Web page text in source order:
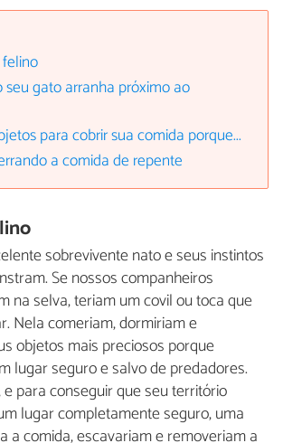
seu gato arranha próximo ao
para cobrir sua comida porque...
a comida de repente
sobrevivente nato e seus instintos
Se nossos companheiros
na selva, teriam um covil ou toca que
Nela comeriam, dormiriam e
objetos mais preciosos porque
lugar seguro e salvo de predadores.
para conseguir que seu território
lugar completamente seguro, uma
a comida, escavariam e removeriam a